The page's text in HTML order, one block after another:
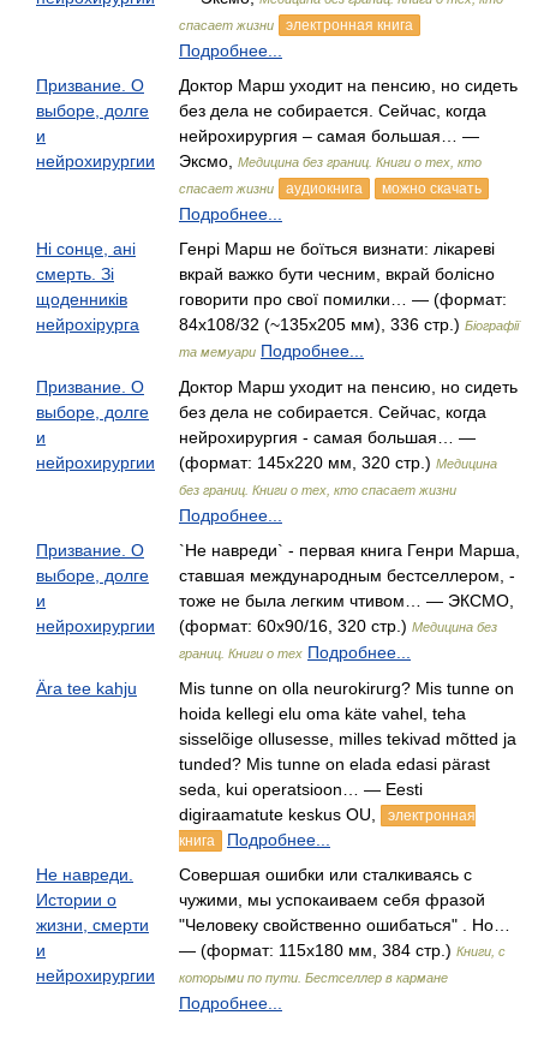
спасает жизни
электронная книга
Подробнее...
Призвание. О
выборе, долге
и
нейрохирургии
Доктор Марш уходит на пенсию, но сидеть
без дела не собирается. Сейчас, когда
нейрохирургия – самая большая… —
Эксмо,
Медицина без границ. Книги о тех, кто
спасает жизни
аудиокнига можно скачать
Подробнее...
Ні сонце, ані
смерть. Зі
щоденників
нейрохірурга
Генрі Марш не боїться визнати: лікареві
вкрай важко бути чесним, вкрай болісно
говорити про свої помилки… — (формат:
84х108/32 (~135х205 мм), 336 стр.) Біографії
та мемуари Подробнее...
Призвание. О
выборе, долге
и
нейрохирургии
Доктор Марш уходит на пенсию, но сидеть
без дела не собирается. Сейчас, когда
нейрохирургия - самая большая… —
(формат: 145х220 мм, 320 стр.) Медицина
без границ. Книги о тех, кто спасает жизни
Подробнее...
Призвание. О
выборе, долге
и
нейрохирургии
`Не навреди` - первая книга Генри Марша,
ставшая международным бестселлером, -
тоже не была легким чтивом… — ЭКСМО,
(формат: 60x90/16, 320 стр.) Медицина без
границ. Книги о тех Подробнее...
Ära tee kahju
Mis tunne on olla neurokirurg? Mis tunne on
hoida kellegi elu oma käte vahel, teha
sisselõige ollusesse, milles tekivad mõtted ja
tunded? Mis tunne on elada edasi pärast
seda, kui operatsioon… — Eesti
digiraamatute keskus OU,
электронная
книга
Подробнее...
Не навреди.
Истории о
жизни, смерти
и
нейрохирургии
Совершая ошибки или сталкиваясь с
чужими, мы успокаиваем себя фразой
"Человеку свойственно ошибаться" . Но…
— (формат: 115х180 мм, 384 стр.) Книги, с
которыми по пути. Бестселлер в кармане
Подробнее...